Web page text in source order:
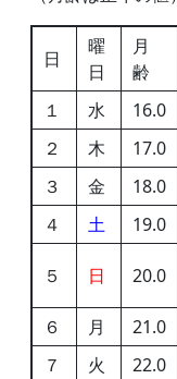
日
曜
日
月
齢
１ 水
16.0
２
木
17.0
３
金
18.0
４
土 19.0
５ 日 20.0
６
月 21.0
７
火 22.0